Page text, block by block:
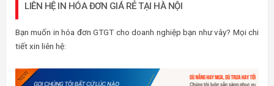
LIÊN HỆ IN HÓA ĐƠN GIÁ RẺ TẠI HÀ NỘI
Bạn muốn in hóa đơn GTGT cho doanh nghiệp bạn như vây? Mọi chi
tiết xin liên hệ: